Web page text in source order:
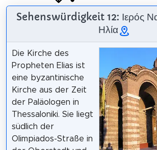
Sehenswürdigkeit 12: Ιερός
Ηλία
Die Kirche des
Propheten Elias ist
eine byzantinische
Kirche aus der Zeit
der Paläologen in
Thessaloniki. Sie liegt
südlich der
Olimpiados-Straße in